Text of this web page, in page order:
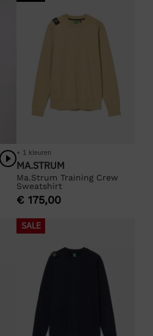
+ 1 kleuren
MA.STRUM
Ma.Strum Training Crew
Sweatshirt
€ 175,00
SALE